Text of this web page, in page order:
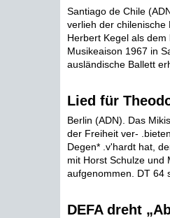
Santiago de Chile
verlieh der chilenische
Herbert Kegel als
Musikeaison 1967 in
ausländische Ballett
Lied für
Berlin (ADN). Das
der Freiheit ver-
Degen* .v'hardt hat,
mit Horst Schulze und
aufgenommen. DT 64
DEFA dreht